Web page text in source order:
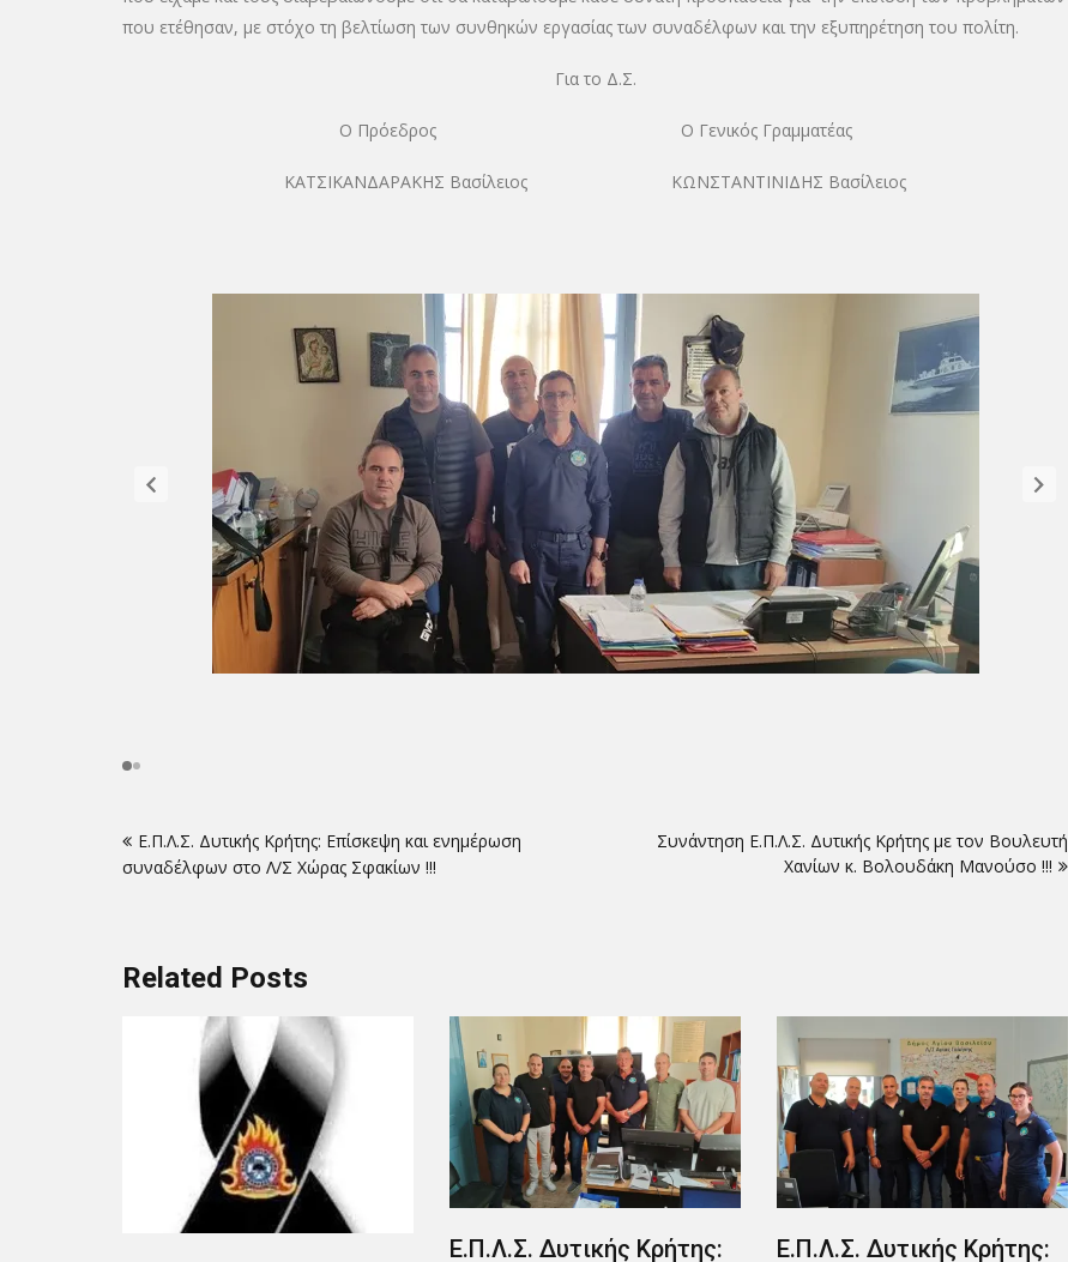
που ετέθησαν, με στόχο τη βελτίωση των συνθηκών εργασίας των συναδέλφων και την εξυπηρέτηση του πολίτη.
Για το Δ.Σ.
Ο Πρόεδρος Ο Γενικός Γραμματέας
ΚΑΤΣΙΚΑΝΔΑΡΑΚΗΣ Βασίλειος ΚΩΝΣΤΑΝΤΙΝΙΔΗΣ Βασίλειος
άρθρων
Ε.Π.Λ.Σ. Δυτικής Κρήτης: Επίσκεψη και ενημέρωση
συναδέλφων στο Λ/Σ Χώρας Σφακίων !!!
Συνάντηση Ε.Π.Λ.Σ. Δυτικής Κρήτης με τον Βουλευτή
Χανίων κ. Βολουδάκη Μανούσο !!!
Related Posts
Ε.Π.Λ.Σ. Δυτικής Κρήτης: Ε.Π.Λ.Σ. Δυτικής Κρήτης: